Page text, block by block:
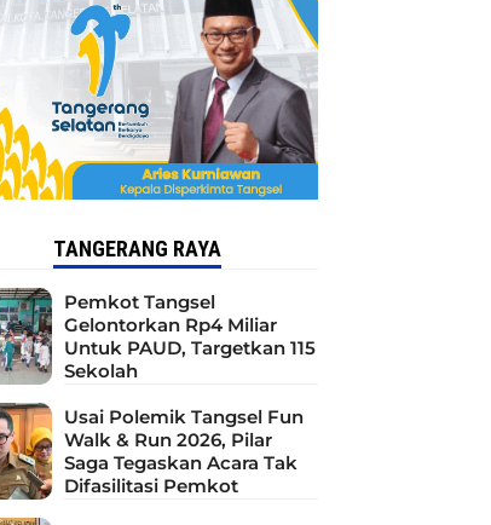
TANGERANG RAYA
Pemkot Tangsel
Gelontorkan Rp4 Miliar
Untuk PAUD, Targetkan 115
Sekolah
Usai Polemik Tangsel Fun
Walk & Run 2026, Pilar
Saga Tegaskan Acara Tak
Difasilitasi Pemkot